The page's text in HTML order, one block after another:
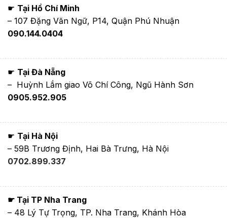
☛ Tại Hồ Chí Minh
– 107 Đặng Văn Ngữ, P14, Quận Phú Nhuận
090.144.0404
☛ Tại Đà Nẵng
– Huỳnh Lắm giao Võ Chí Công, Ngũ Hành Sơn
0905.952.905
☛ Tại Hà Nội
– 59B Trương Định, Hai Bà Trưng, Hà Nội
0702.899.337
☛ Tại TP Nha Trang
– 48 Lý Tự Trọng, TP. Nha Trang, Khánh Hòa